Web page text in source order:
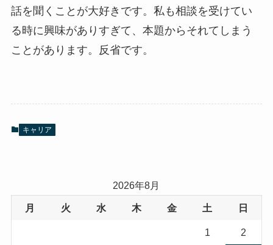
話を聞くことが大好きです。私も相談を受けてい
る時に興味がありすぎて、本題からそれてしまう
ことがあります。反省です。
キャリア
2026年8月
月 火 水 木 金 土 日
1 2